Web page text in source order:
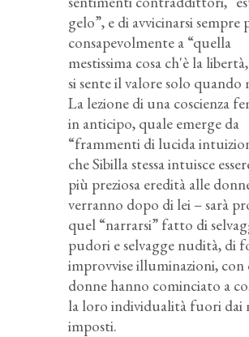
gelo”, e di avvicinarsi sempre
consapevolmente a “quella
mestissima cosa ch'è la
si sente il valore solo quando
La lezione di una coscienza
in anticipo, quale emerge da
“frammenti di lucida
che Sibilla stessa intuisce
più preziosa eredità alle
verranno dopo di lei – sarà
quel “narrarsi” fatto di
pudori e selvagge nudità, di
improvvise illuminazioni, con
donne hanno cominciato a
la loro individualità fuori dai
imposti.